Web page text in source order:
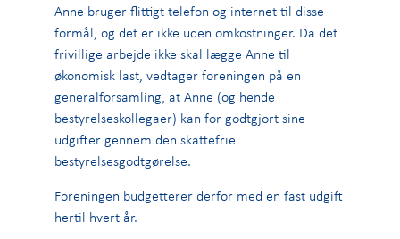
Anne bruger flittigt telefon og internet til disse
formål, og det er ikke uden omkostninger. Da det
frivillige arbejde ikke skal lægge Anne til
økonomisk last, vedtager foreningen på en
generalforsamling, at Anne (og hende
bestyrelseskollegaer) kan for godtgjort sine
udgifter gennem den skattefrie
bestyrelsesgodtgørelse.
Foreningen budgetterer derfor med en fast udgift
hertil hvert år.